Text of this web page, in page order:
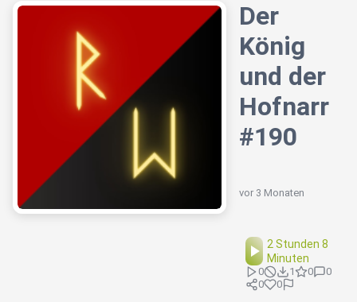
Der
König
und der
Hofnarr
#190
vor 3 Monaten
2 Stunden 8
Minuten
0 1 0
0
0
0